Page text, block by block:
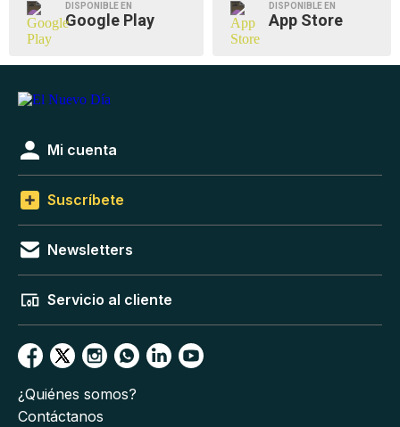
DISPONIBLE EN
Google Play
DISPONIBLE EN
App Store
Mi cuenta
Suscríbete
Newsletters
Servicio al cliente
¿Quiénes somos?
Contáctanos